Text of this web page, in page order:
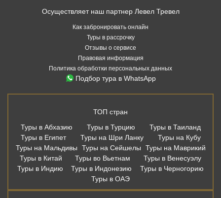
Осуществляет наш партнер Левел Тревел
Как забронировать онлайн
Туры в рассрочку
Отзывы о сервисе
Правовая информация
Политика обработки персональных данных
Подбор тура в WhatsApp
ТОП стран
Туры в Абхазию
Туры в Турцию
Туры в Таиланд
Туры в Египет
Туры на Шри Ланку
Туры на Кубу
Туры на Мальдивы
Туры на Сейшелы
Туры на Маврикий
Туры в Китай
Туры во Вьетнам
Туры в Венесуэлу
Туры в Индию
Туры в Индонезию
Туры в Черногорию
Туры в ОАЭ